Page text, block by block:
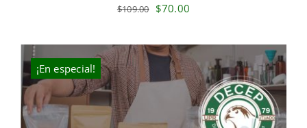
$109.00 Original
was:
$109.00.
$70.00
is:
$70.00.
¡En especial!